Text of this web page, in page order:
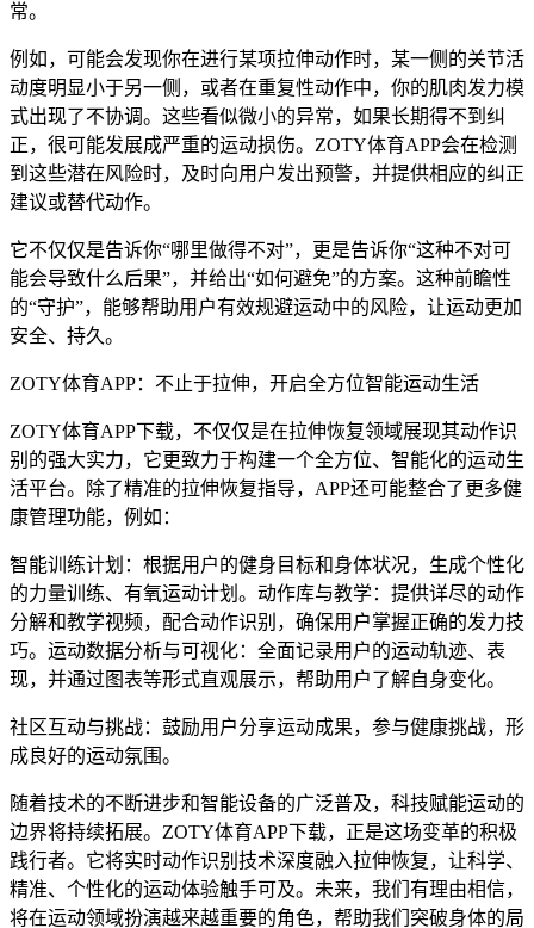
常。
例如，可能会发现你在进行某项拉伸动作时，某一侧的关节活
动度明显小于另一侧，或者在重复性动作中，你的肌肉发力模
式出现了不协调。这些看似微小的异常，如果长期得不到纠
正，很可能发展成严重的运动损伤。ZOTY体育APP会在检测
到这些潜在风险时，及时向用户发出预警，并提供相应的纠正
建议或替代动作。
它不仅仅是告诉你“哪里做得不对”，更是告诉你“这种不对可
能会导致什么后果”，并给出“如何避免”的方案。这种前瞻性
的“守护”，能够帮助用户有效规避运动中的风险，让运动更加
安全、持久。
ZOTY体育APP：不止于拉伸，开启全方位智能运动生活
ZOTY体育APP下载，不仅仅是在拉伸恢复领域展现其动作识
别的强大实力，它更致力于构建一个全方位、智能化的运动生
活平台。除了精准的拉伸恢复指导，APP还可能整合了更多健
康管理功能，例如：
智能训练计划：根据用户的健身目标和身体状况，生成个性化
的力量训练、有氧运动计划。动作库与教学：提供详尽的动作
分解和教学视频，配合动作识别，确保用户掌握正确的发力技
巧。运动数据分析与可视化：全面记录用户的运动轨迹、表
现，并通过图表等形式直观展示，帮助用户了解自身变化。
社区互动与挑战：鼓励用户分享运动成果，参与健康挑战，形
成良好的运动氛围。
随着技术的不断进步和智能设备的广泛普及，科技赋能运动的
边界将持续拓展。ZOTY体育APP下载，正是这场变革的积极
践行者。它将实时动作识别技术深度融入拉伸恢复，让科学、
精准、个性化的运动体验触手可及。未来，我们有理由相信，
将在运动领域扮演越来越重要的角色，帮助我们突破身体的局